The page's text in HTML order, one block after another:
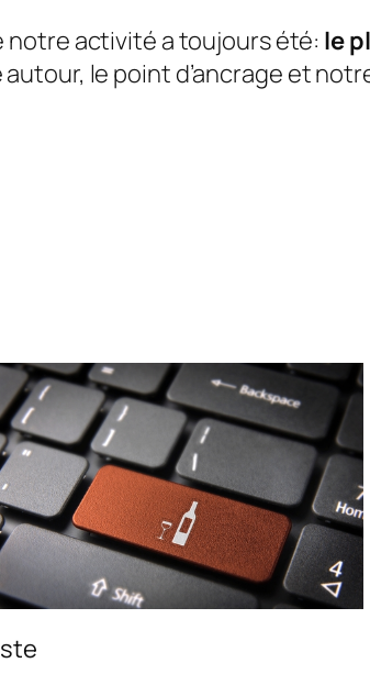
notre activité a toujours été: le
le point d’ancrage et